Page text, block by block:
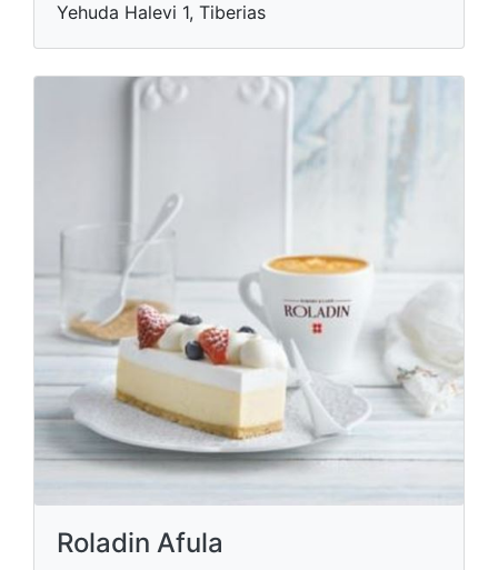
Yehuda Halevi 1, Tiberias
Roladin Afula